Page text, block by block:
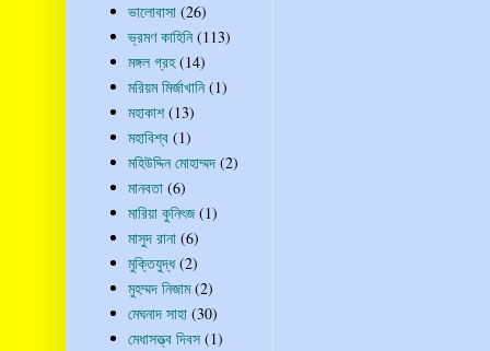
ভালোবাসা (26)
ভ্রমণ কাহিনি (113)
মঙ্গল গ্রহ (14)
মরিয়ম মির্জাখানি (1)
মহাকাশ (13)
মহাবিশ্ব (1)
মহিউদ্দিন মোহাম্মদ (2)
মানবতা (6)
মারিয়া কুনিৎজ (1)
মাসুদ রানা (6)
মুক্তিযুদ্ধ (2)
মুহম্মদ নিজাম (2)
মেঘনাদ সাহা (30)
মেধাসত্ত্ব দিবস (1)